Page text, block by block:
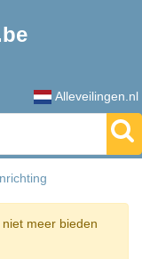
Alleveilingen.nl
meer bieden